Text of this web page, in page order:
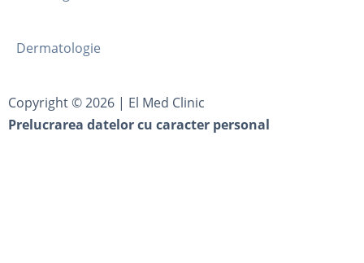
Dermatologie
Copyright ©2026 | El Med Clinic
Prelucrarea datelor cu caracter personal